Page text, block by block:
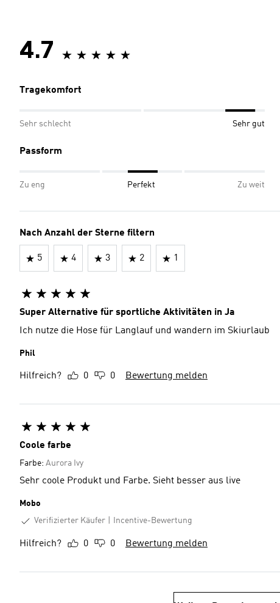
4.7
Tragekomfort
Sehr schlecht Sehr gut
Passform
Zu eng Perfekt Zu weit
Nach Anzahl der Sterne filtern
5 4 3 2 1
Super Alternative für sportliche Aktivitäten in Ja
Ich nutze die Hose für Langlauf und wandern im Skiurlaub
Phil
Hilfreich? 0 0 Bewertung melden
Coole farbe
Farbe: Aurora Ivy
Sehr coole Produkt und Farbe. Sieht besser aus live
Mobo
Verifizierter Käufer
Incentive-Bewertung
Hilfreich? 0 0 Bewertung melden